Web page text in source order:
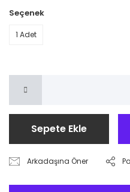
Seçenek
1 Adet
Sepete Ekle
Arkadaşına Öner